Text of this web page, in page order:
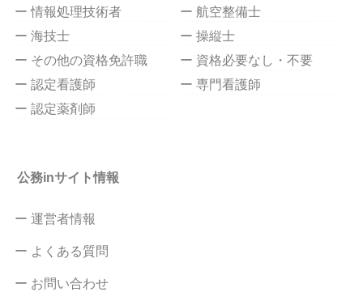
ー 情報処理技術者
ー 航空整備士
ー 海技士
ー 操縦士
ー その他の資格免許職
ー 資格必要なし・不要
ー 認定看護師
ー 専門看護師
ー 認定薬剤師
公務inサイト情報
ー 運営者情報
ー よくある質問
ー お問い合わせ